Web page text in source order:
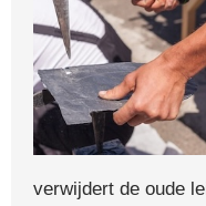
verwijdert de oude